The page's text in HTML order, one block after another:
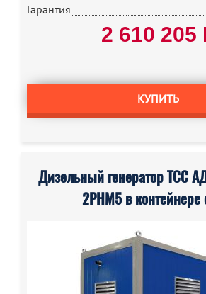
Гарантия
2 610 205
КУПИТЬ
Дизельный генератор ТСС
2РНМ5 в контейнере